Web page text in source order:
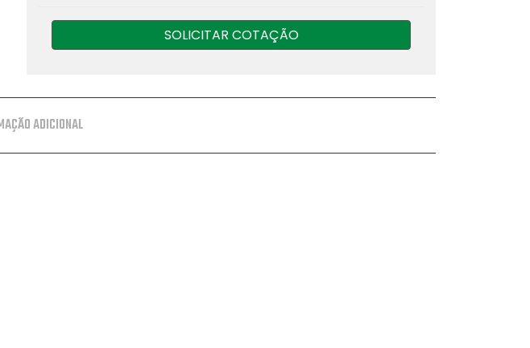
SOLICITAR COTAÇÃO
ADICIONAL